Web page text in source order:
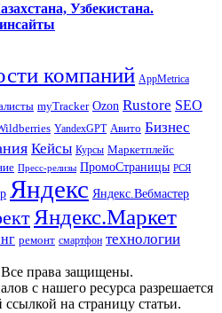
Узбекистана.
компаний AppMetrica
myTracker Ozon Rustore SEO
YandexGPT Авито Бизнес
Кейсы Курсы Маркетплейс
Пресс-релизы ПромоСтраницы РСЯ
Яндекс Яндекс.Вебмастер
Яндекс.Маркет
ремонт смартфон технологии
права защищены.
с нашего ресурса разрешается
на страницу статьи.